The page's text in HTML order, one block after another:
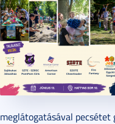
meglátogatásával